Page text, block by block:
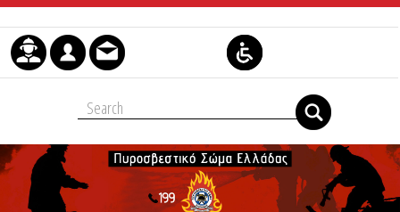
Skip to Content